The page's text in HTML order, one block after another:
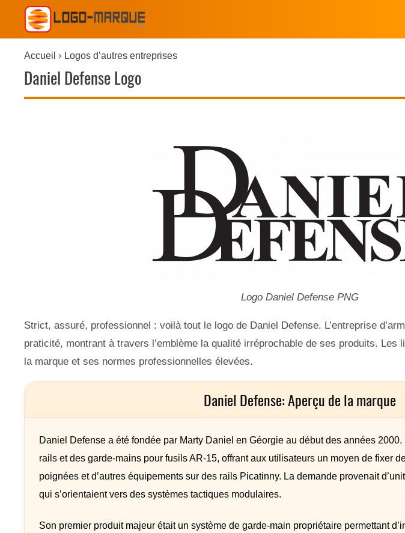
Accueil Logos d’autres entreprises
Daniel Defense Logo
Logo Daniel Defense PNG
Strict, assuré, professionnel : voilà tout le logo de Daniel Defense. L’entreprise
praticité, montrant à travers l’emblème la qualité irréprochable de ses produits. Les
la marque et ses normes professionnelles élevées.
Daniel Defense: Aperçu de la marque
Daniel Defense a été fondée par Marty Daniel en Géorgie au début des années 2000.
rails et des garde-mains pour fusils AR-15, offrant aux utilisateurs un moyen de fixer
poignées et d’autres équipements sur des rails Picatinny. La demande provenait
qui s’orientaient vers des systèmes tactiques modulaires.
Son premier produit majeur était un système de garde-main propriétaire permettant